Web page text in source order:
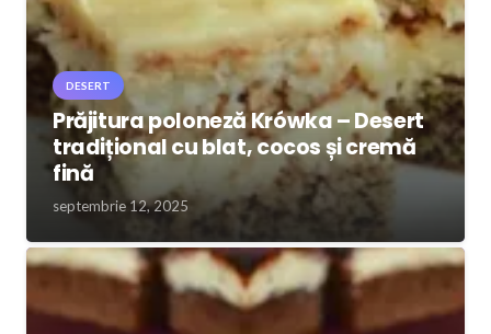
DESERT
Prăjitura poloneză Krówka – Desert
tradițional cu blat, cocos și cremă
fină
septembrie 12, 2025